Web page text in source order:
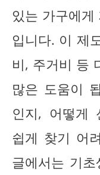
있는 가구에
입니다. 이 제
비, 주거비 등
많은 도움이
인지, 어떻게
쉽게 찾기 어
글에서는 기